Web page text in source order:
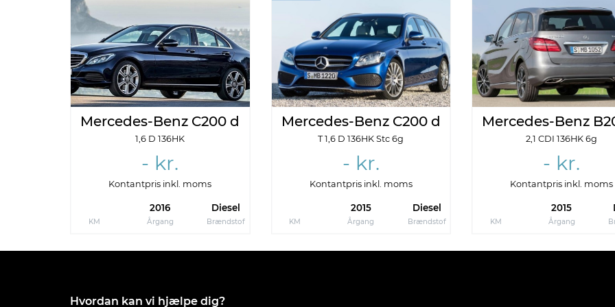
Annoncedata
Oprettet
06-09-2018
Senest rettet
28-01-2025
Referencenummer
Ref: 111222
Mercedes-Benz C200 d
1,6 D 136HK
- kr.
Kontantpris inkl. moms
KM
2016
Årgang
Diesel
Brændstof
Mercedes-Benz C200 d
T 1,6 D 136HK Stc 6g
- kr.
Kontantpris inkl. moms
KM
2015
Årgang
Diesel
Brændstof
Mercedes-Benz
2,1 CDI 136HK 6g
- kr.
Kontantpris inkl. moms
KM
2015
Årgang
Hvordan kan vi hjælpe dig?